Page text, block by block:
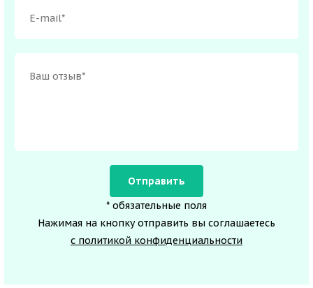
* обязательные поля
Нажимая на кнопку отправить вы соглашаетесь
с политикой конфиденциальности